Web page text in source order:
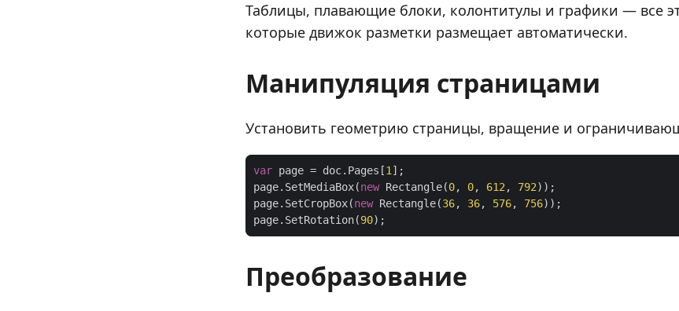
Таблицы, плавающие блоки, колонтитулы и графики — все
которые движок разметки размещает автоматически.
Манипуляция страницами
Установить геометрию страницы, вращение и
var page = doc.Pages[1
page.SetMediaBox(new Rectangle(0, 0, 612 , 792
page.SetCropBox(new Rectangle(36, 36, 576, 756
page.SetRotation(90
Преобразование